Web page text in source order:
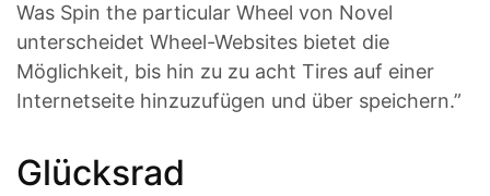
Was Spin the particular Wheel von Novel
unterscheidet Wheel-Websites bietet die
Möglichkeit, bis hin zu zu acht Tires auf einer
Internetseite hinzuzufügen und über speichern.”
Glücksrad